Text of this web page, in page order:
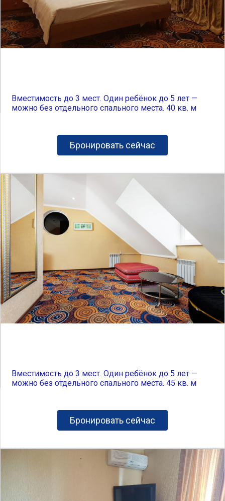
Вместимость до 3 мест. Один ребёнок до 5 лет —
можно без отдельного спального места. 40 кв. м
Бронировать сейчас
Вместимость до 3 мест. Один ребёнок до 5 лет —
можно без отдельного спального места. 45 кв. м
Бронировать сейчас